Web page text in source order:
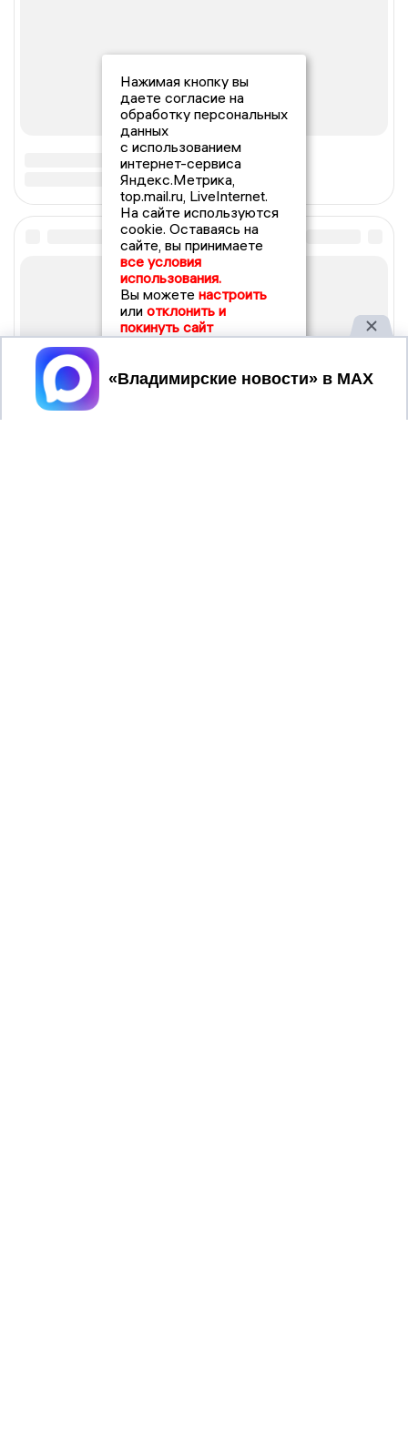
Нажимая кнопку вы
даете согласие на
обработку персональных
данных
с использованием
интернет-сервиса
Яндекс.Метрика,
top.mail.ru, LiveInternet.
На сайте используются
cookie. Оставаясь на
сайте, вы принимаете
все условия
использования.
Вы можете настроить
или отклонить и
покинуть сайт
Принять